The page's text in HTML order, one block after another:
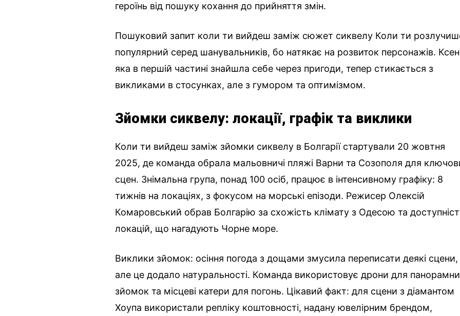
героїнь від пошуку кохання до прийняття змін.
Пошуковий запит коли ти вийдеш заміж сюжет сиквелу Коли ти
популярний серед шанувальників, бо натякає на розвиток персонажів.
яка в першій частині знайшла себе через пригоди, тепер стикається з
викликами в стосунках, але з гумором та оптимізмом.
Зйомки сиквелу: локації, графік та виклики
Коли ти вийдеш заміж зйомки сиквелу в Болгарії стартували 20 жовтня
2025, де команда обрала мальовничі пляжі Варни та Созополя для
сцен. Знімальна група, понад 100 осіб, працює в інтенсивному графіку: 8
тижнів на локаціях, з фокусом на морські епізоди. Режисер Олексій
Комаровський обрав Болгарію за схожість клімату з Одесою та
локацій, що нагадують Чорне море.
Виклики зйомок: осіння погода з дощами змусила переписати деякі сцени,
але це додало натуральності. Команда використовує дрони для
зйомок та місцеві катери для погонь. Цікавий факт: для сцени з діамантом
Хоупа використали репліку коштовності, надану ювелірним брендом,